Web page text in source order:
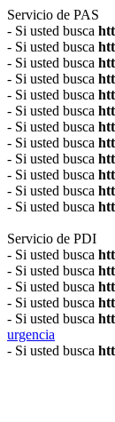
Servicio de PAS
- Si usted busca
- Si usted busca
- Si usted busca
- Si usted busca
- Si usted busca
- Si usted busca
- Si usted busca
- Si usted busca
- Si usted busca
- Si usted busca
- Si usted busca
- Si usted busca
Servicio de PDI
- Si usted busca
- Si usted busca
- Si usted busca
- Si usted busca
- Si usted busca
urgencia
- Si usted busca